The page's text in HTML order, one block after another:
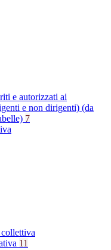
e autorizzati ai
e non dirigenti) (da
7
11